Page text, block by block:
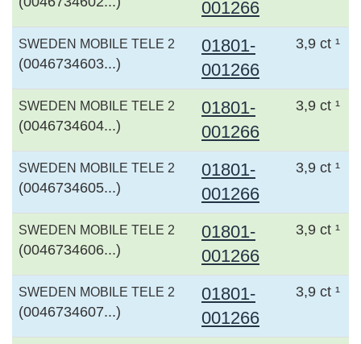
001266
SWEDEN MOBILE TELE 2
(0046734603...)
01801-
001266
3,9 ct ¹
SWEDEN MOBILE TELE 2
(0046734604...)
01801-
001266
3,9 ct ¹
SWEDEN MOBILE TELE 2
(0046734605...)
01801-
001266
3,9 ct ¹
SWEDEN MOBILE TELE 2
(0046734606...)
01801-
001266
3,9 ct ¹
SWEDEN MOBILE TELE 2
(0046734607...)
01801-
001266
3,9 ct ¹